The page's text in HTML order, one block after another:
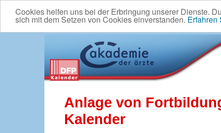
Cookies helfen uns bei der Erbringung unserer Dienste.
sich mit dem Setzen von Cookies einverstanden. Erfahren
Anlage von
Kalender